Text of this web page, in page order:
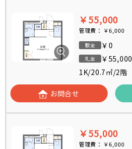
￥55,000
管理費： ￥6,000
敷金 ￥0
礼金
￥55,000
1K/20.7㎡/2階
お問合せ
￥55,000
管理費： ￥6,000